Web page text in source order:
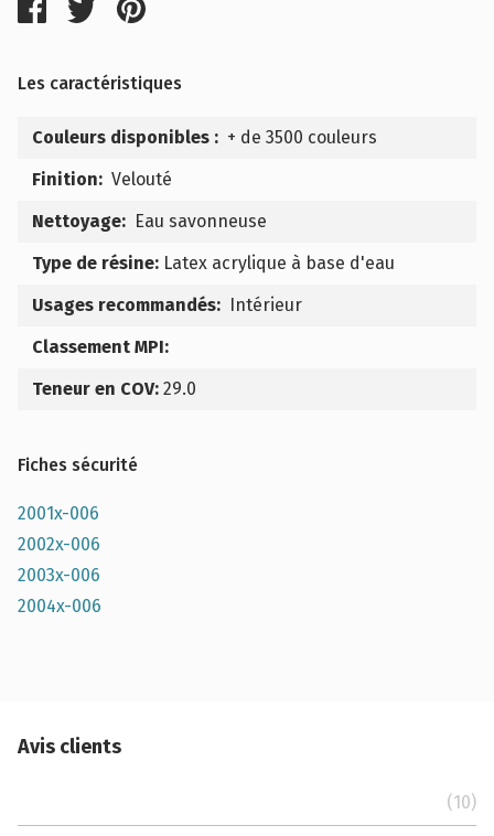
Les caractéristiques
Couleurs disponibles : + de 3500 couleurs
Finition: Velouté
Nettoyage: Eau savonneuse
Type de résine: Latex acrylique à base d'eau
Usages recommandés: Intérieur
Classement MPI:
Teneur en COV: 29.0
Fiches sécurité
2001x-006
2002x-006
2003x-006
2004x-006
Avis clients
(10)